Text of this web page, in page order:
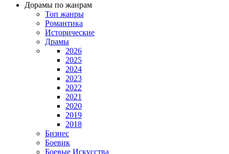
Дорамы по жанрам
Топ жанры
Романтика
Исторические
Драмы
2026
2025
2024
2023
2022
2021
2020
2019
2018
Бизнес
Боевик
Боевые Искусства